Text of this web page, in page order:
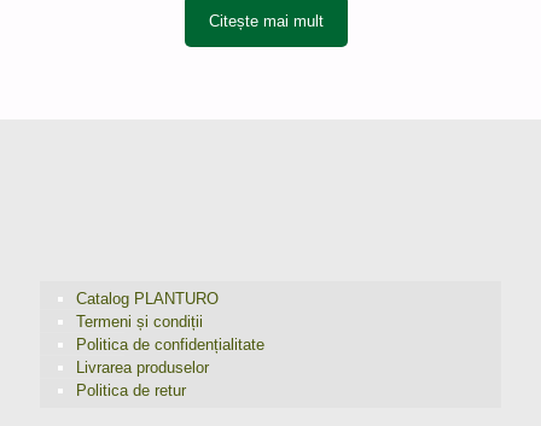
Citește mai mult
Catalog PLANTURO
Termeni și condiții
Politica de confidențialitate
Livrarea produselor
Politica de retur